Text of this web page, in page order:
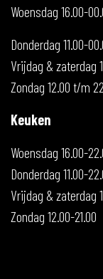
Woensdag 16.00-
Donderdag 11.00-
Vrijdag & zaterdag
Zondag 12.00 t/m
Keuken
Woensdag 16.00-
Donderdag 11.00-
Vrijdag & zaterdag
Zondag 12.00-21.00